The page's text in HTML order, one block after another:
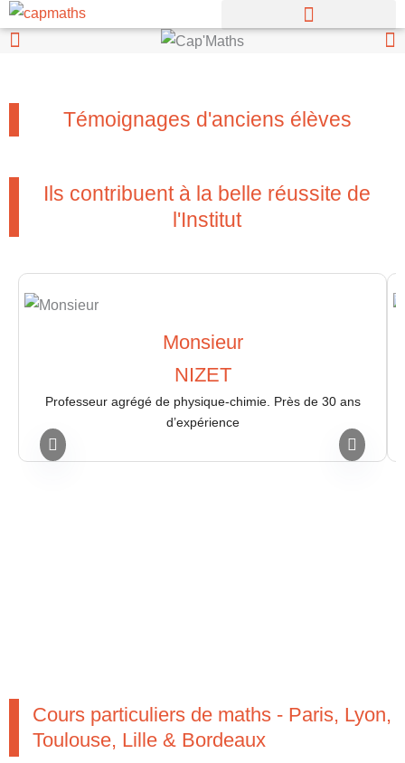
Aller
au
Témoignages d'anciens élèves
Ils contribuent à la belle réussite de
l'Institut
Monsieur
NIZET
Professeur agrégé de physique-chimie. Près de 30 ans
d’expérience
Cours particuliers de maths - Paris, Lyon,
Toulouse, Lille & Bordeaux